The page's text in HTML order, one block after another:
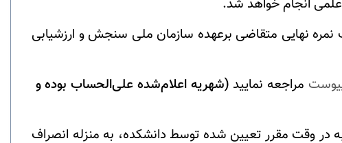
نهایی متقاضی برعهده سازمان ملی سنجش و ارزشیابی
مراجعه نمایید (شهریه اعلام‌شده علی‌الحساب بوده و
وقت مقرر تعیین شده توسط دانشکده، به منزله انصراف